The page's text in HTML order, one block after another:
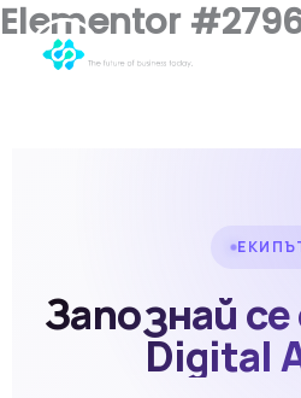
Премини
съдържанието
Elementor
Запознай се
Digital